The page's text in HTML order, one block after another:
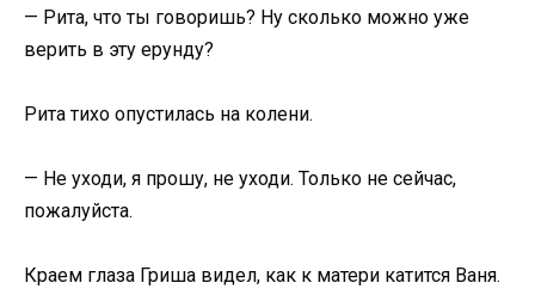
— Рита, что ты говоришь? Ну сколько можно уже
верить в эту ерунду?
Рита тихо опустилась на колени.
— Не уходи, я прошу, не уходи. Только не сейчас,
пожалуйста.
Краем глаза Гриша видел, как к матери катится Ваня.